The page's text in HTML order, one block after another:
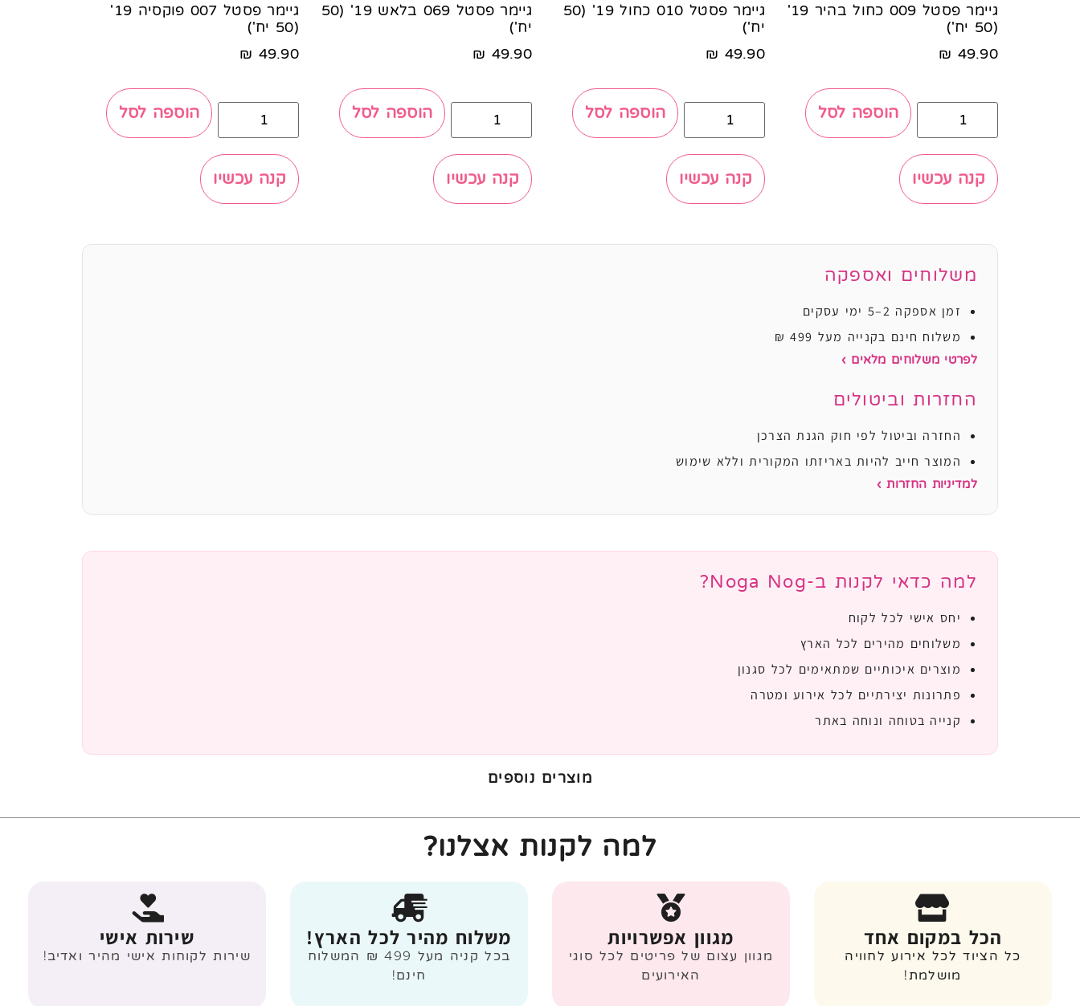
גיימר פסטל 009 כחול בהיר 19'
(50 יח')
49.90
₪
הוספה לסל
קנה עכשיו
גיימר פסטל 010 כחול 19' (50
יח')
49.90
₪
הוספה לסל
קנה עכשיו
גיימר פסטל 069 בלאש 19' (50
יח')
49.90
₪
הוספה לסל
קנה עכשיו
גיימר פסטל 007 פוקסיה 19'
(50 יח')
49.90
₪
הוספה לסל
קנה עכשיו
משלוחים ואספקה
זמן אספקה 2–5 ימי עסקים
משלוח חינם בקנייה מעל 499 ₪
לפרטי משלוחים מלאים ›
החזרות וביטולים
החזרה וביטול לפי חוק הגנת הצרכן
המוצר חייב להיות באריזתו המקורית וללא שימוש
למדיניות החזרות ›
למה כדאי לקנות ב-Noga Nog?
יחס אישי לכל לקוח
משלוחים מהירים לכל הארץ
מוצרים איכותיים שמתאימים לכל סגנון
פתרונות יצירתיים לכל אירוע ומטרה
קנייה בטוחה ונוחה באתר
מוצרים נוספים
למה לקנות אצלנו?
הכל במקום אחד
כל הציוד לכל אירוע לחוויה
מושלמת!
מגוון אפשרויות
מגוון עצום של פריטים לכל סוגי
האירועים
משלוח מהיר לכל הארץ!
בכל קניה מעל 499 ₪ המשלוח
חינם!
שירות אישי
שירות לקוחות אישי מהיר ואדיב!